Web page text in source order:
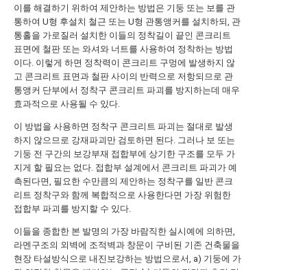
이를 해결하기 위하여 제안하는 방법은 기둥 또는 보를 관
통하여 U형 후설치 철근 또는 U형 관통앵커를 설치하되, 관
통홀을 가로질러 설치한 이들의 정착길이 끝인 콘크리트
표면에 철판 또는 와셔와 너트를 사용하여 정착하는 방법
이다. 이렇게 하면 정착력이 콘크리트 구멍에 발생하지 않
고 콘크리트 표면과 철판 사이의 반력으로 저항되므로 관
통앵커 단부에서 정착구 콘크리트 파괴를 방지하는데 매우
효과적으로 사용될 수 있다.
이 방법을 사용하면 정착구 콘크리트 파괴는 절대로 발생
하지 않으므로 강재파괴만 검토하면 된다. 그러나 보 또는
기둥 전 구간의 보강부재 접합부에 상기한 구조를 모두 가
지게 할 필요는 없다. 접합부 설계에서 콘크리트 파괴가 예
측된다면, 필요한 수만큼의 제안하는 정착구를 일반 콘크
리트 정착구와 함께 복합적으로 사용한다면 가장 위험한
접합부 파괴를 방지할 수 있다.
이들을 종합한 본 발명의 가장 바람직한 실시예에 의하면,
라멘구조의 외벽에 조적벽과 창문이 구비된 기존 건축물을
현장 타설방식으로 내진보강하는 방법으로서, a) 기둥에 가